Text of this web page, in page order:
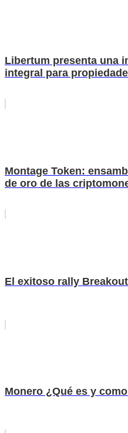
Libertum presenta una
integral para
Montage Token:
de oro de las
El exitoso rally
Monero ¿Qué es y